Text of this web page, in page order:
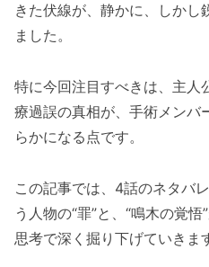
きた伏線が、静かに、しかし
ました。
特に今回注目すべきは、主人
療過誤の真相が、手術メンバ
らかになる点です。
この記事では、4話のネタバ
う人物の“罪”と、“鳴木の覚
思考で深く掘り下げていきま